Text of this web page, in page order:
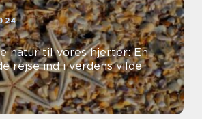
natur til vores hjerter: En
rejse ind i verdens vilde